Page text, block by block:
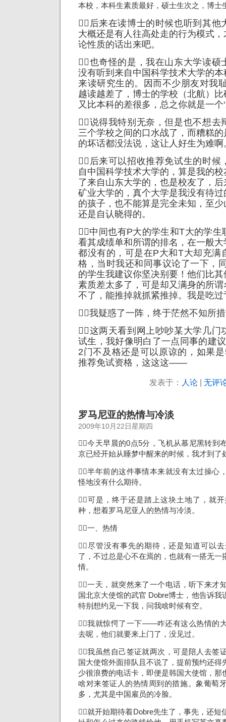
本校，本科生素质最好，硕士生次之，博士
后来在读博士的时候也听到其他
大概还是有人往高处走的行为模式
论性质的话出来吧。
也奇怪的是，我在山东大学读硕
没有听到来自中国科学技术大学的
来读研究生的。因而不少朋友对我
越读越差了，博士的学校（北航）
又比本科的差很多，总之你就是一个‘
说得我特别无奈，但是也不想去
三个学校之间的口水战了，而糟糕
的坏话都没法说，这让人好生为难啊
后来可以招收推荐免试生的时候
自中国科学技术大学的，算是我的
了来自山东大学的，也是校友了，
矿业大学的，真个大学是我没有待
的孩子，也不能算是完全未知，至
还是自认晓得的。
中间也有P大的学生和T大的学生
看其成绩单和所谓的排名，在一般
都没有的，可是在P大和T大却充满
格，当时我还和同事议论了一下，
的学生我建议你坚决别要！他们比
素质差太多了，可是却又满身的所
不了，能推掉就抓紧推掉。我是吃过
我疑惑了一阵，终于茫然不知所
这两天看到网上吵吵某大学几门
试生，我好像明白了一点同事的建
2门不及格还是可以原谅的，如果
推荐免试资格，这这这——
发表于： 人论| 无评
罗马尼亚的热情与冷淡
2009年10月22日星期四
今天早晨的0点5分，飞机从慕尼黑转到
京已经开始从睡梦中醒来的时候，我才到了
半年前的这件事情本来就没有太过操心
怪地没有什么期待。
可是，终于还是踏上这块土地了，就
种，想着罗马尼亚人的热情与冷淡。
一、热情
尽管没有事先的期待，还是知道可以
了，不过总是心不在焉的，也就有一搭无一
情。
一天，就突然来了一个电话，听下来才
国北京大使馆的武官 Dobre博士，他告诉我
特别想约见一下我，问我啥时候有空。
我就惊愕了一下——咋还有这么热情的
去呢，他们就要来上门了，没见过。
我虽然自己签证就两次，可是陪人去签
国大使馆外面排队且不说了，提前预约还得
少很浪费的电话卡，即便是韩国大使馆，那
啥对来签证人的热情周到的措施。象葡萄
多，尤其是中国雇员的冷脸。
就开始期待着Dobre先生了，事先，还短